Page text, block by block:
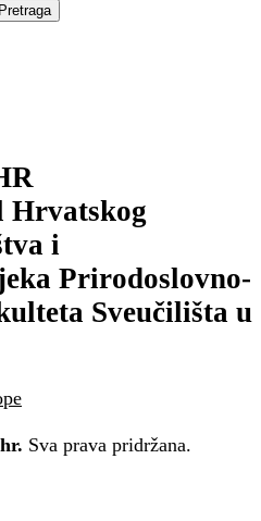
Hrvatskog
i
Prirodoslovno-
Sveučilišta u
Sva prava pridržana.